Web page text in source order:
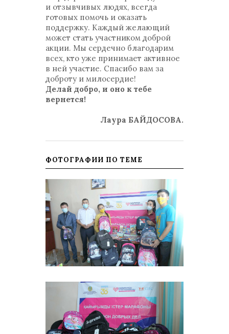
и отзывчивых людях, всегда
готовых помочь и оказать
поддержку. Каждый желающий
может стать участником доброй
акции. Мы сердечно благодарим
всех, кто уже принимает активное
в ней участие. Спасибо вам за
доброту и милосердие!
Делай добро, и оно к тебе
вернется!
Лаура БАЙДОСОВА.
ФОТОГРАФИИ ПО ТЕМЕ